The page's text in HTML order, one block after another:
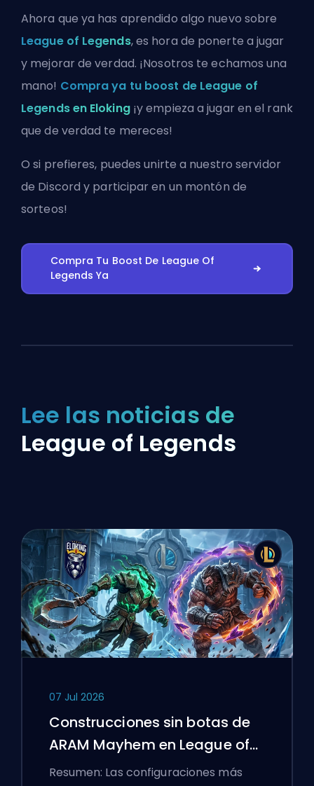
Ahora que ya has aprendido algo nuevo sobre
League of Legends, es hora de ponerte a jugar
y mejorar de verdad. ¡Nosotros te echamos una
mano! Compra ya tu boost de League of
Legends en Eloking¡y empieza a jugar en el rank
que de verdad te mereces!
O si prefieres, puedesunirte a nuestro servidor
de Discord y participar en un montón de
sorteos!
Compra Tu Boost De League Of
Legends Ya
Lee las noticias de
League of Legends
07 Jul 2026
Construcciones sin botas de
ARAM Mayhem en League of
Legends
Resumen: Las configuraciones más